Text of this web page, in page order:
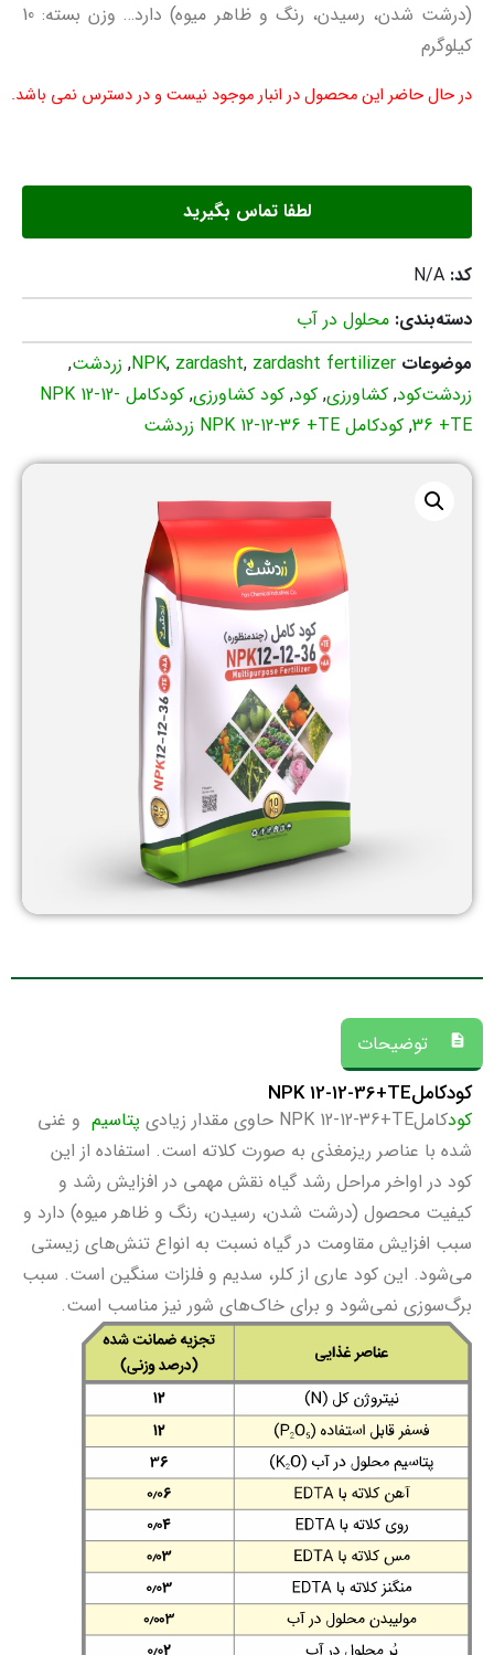
(درشت شدن، رسیدن، رنگ و ظاهر میوه) دارد… وزن بسته: 10
کیلوگرم
در حال حاضر این محصول در انبار موجود نیست و در دسترس نمی باشد.
لطفا تماس بگیرید
کد: N/A
دسته‌بندی: محلول در آب
موضوعات
NPK, zardasht, zardasht fertilizer
, زردشت,
زردشت‌کود, کشاورزی, کود, کود کشاورزی,
کودکامل NPK 12-12-
36 +TE
, کودکامل NPK 12-12-36 +TE زردشت
توضیحات
کودکاملNPK 12-12-36+TE
کودکاملNPK 12-12-36+TE حاوی مقدار زیادی پتاسیم و غنی
شده با عناصر ریزمغذی به صورت کلاته است. استفاده از این
کود در اواخر مراحل رشد گياه نقش مهمی در افزايش رشد و
کیفیت محصول (درشت شدن، رسیدن، رنگ و ظاهر میوه) دارد و
سبب افزایش مقاومت در گیاه نسبت به انواع تنش‌های زيستی
می‌شود. این کود عاری از کلر، سدیم و فلزات سنگین است. سبب
برگ‌سوزی نمی‌شود و برای خاک‌های شور نیز مناسب است.